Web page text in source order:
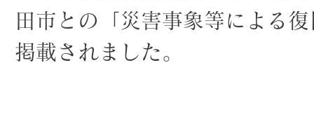
田市との「災害事象等による
掲載されました。